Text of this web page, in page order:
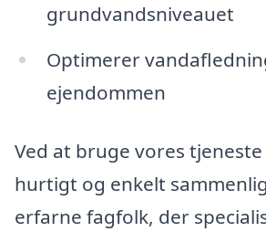
grundvandsniveauet
Optimerer
ejendommen
Ved at bruge vores
hurtigt og enkelt
erfarne fagfolk, der